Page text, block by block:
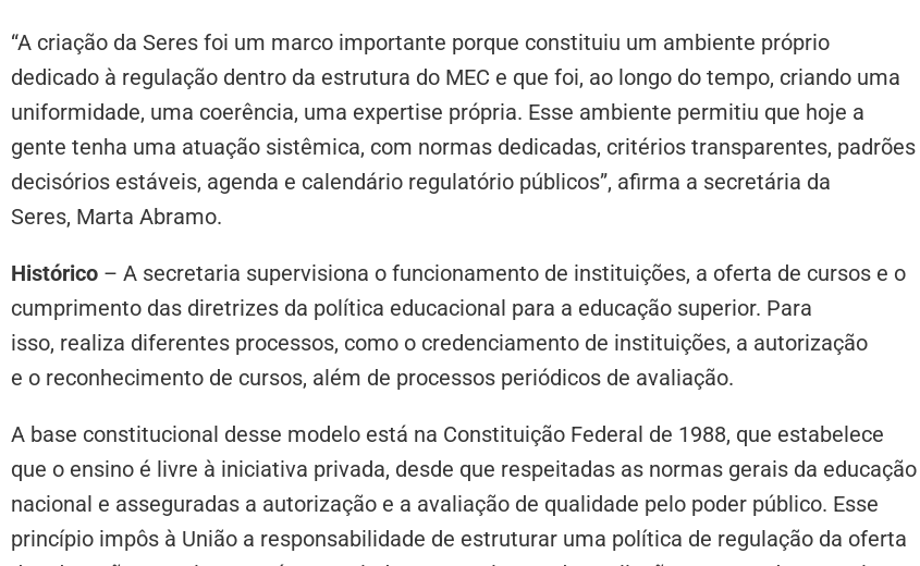
“A criação da Seres foi um marco importante porque constituiu um ambiente próprio
dedicado à regulação dentro da estrutura do MEC e que foi, ao longo do tempo, criando uma
uniformidade, uma coerência, uma expertise própria. Esse ambiente permitiu que hoje a
gente tenha uma atuação sistêmica, com normas dedicadas, critérios transparentes, padrões
decisórios estáveis, agenda e calendário regulatório públicos”, afirma a secretária da
Seres, Marta Abramo.
Histórico – A secretaria supervisiona o funcionamento de instituições, a oferta de cursos e o
cumprimento das diretrizes da política educacional para a educação superior. Para
isso, realiza diferentes processos, como o credenciamento de instituições, a autorização
e o reconhecimento de cursos, além de processos periódicos de avaliação.
A base constitucional desse modelo está na Constituição Federal de 1988, que estabelece
que o ensino é livre à iniciativa privada, desde que respeitadas as normas gerais da educação
nacional e asseguradas a autorização e a avaliação de qualidade pelo poder público. Esse
princípio impôs à União a responsabilidade de estruturar uma política de regulação da oferta